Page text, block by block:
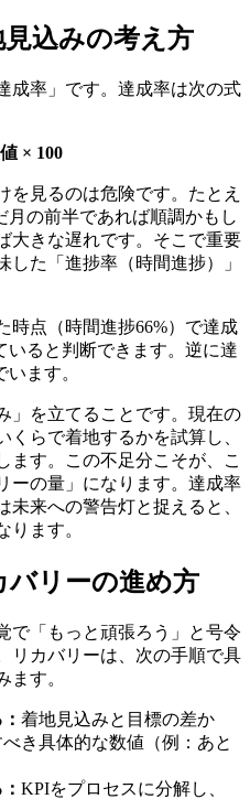
込みの考え方
成率」です。達成率は次の式
× 100
を見るのは危険です。たとえ
月の前半であれば順調かもし
大きな遅れです。そこで重要
た「進捗率（時間進捗）」
時点（時間進捗66%）で達成
いると判断できます。逆に達
ます。
」を立てることです。現在の
らで着地するかを試算し、
ます。この不足分こそが、こ
ーの量」になります。達成率
来への警告灯と捉えると、
ります。
バリーの進め方
で「もっと頑張ろう」と号令
リカバリーは、次の手順で具
ます。
着地見込みと目標の差か
き具体的な数値（例：あと
KPIをプロセスに分解し、